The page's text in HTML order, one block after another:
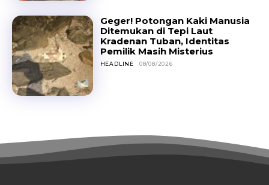
Geger! Potongan Kaki Manusia
Ditemukan di Tepi Laut
Kradenan Tuban, Identitas
Pemilik Masih Misterius
HEADLINE 08/08/2026